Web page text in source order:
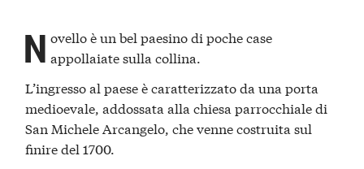
N ovello è un bel paesino di poche case
appollaiate sulla collina.
L’ingresso al paese è caratterizzato da una porta
medioevale, addossata alla chiesa parrocchiale di
San Michele Arcangelo, che venne costruita sul
finire del 1700.